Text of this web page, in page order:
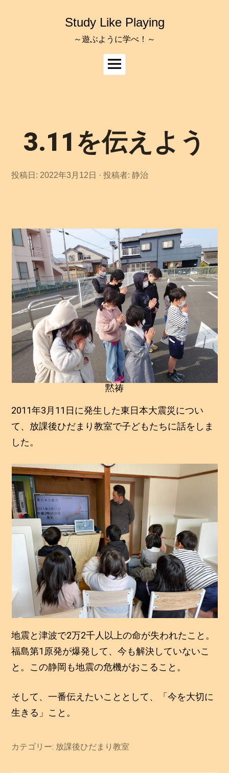
Study Like Playing
～遊ぶように学べ！～
メ
イ
ー
3.11を伝えよう
投稿日: 2022年3月12日 投稿者:静治
黙祷
2011年3月11日に発生した東日本大震災につい
て、放課後ひだまり教室で子どもたちに話をしま
した。
地震と津波で2万2千人以上の命が失われたこと。
福島第1原発が爆発して、今も解決していないこ
と。この静岡も地震の危機がおこること。
そして、一番伝えたいこととして、「今を大切に
生きる」こと。
カテゴリー: 放課後ひだまり教室